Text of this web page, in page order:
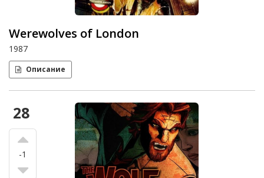
Werewolves of London
1987
Описание
28
-1